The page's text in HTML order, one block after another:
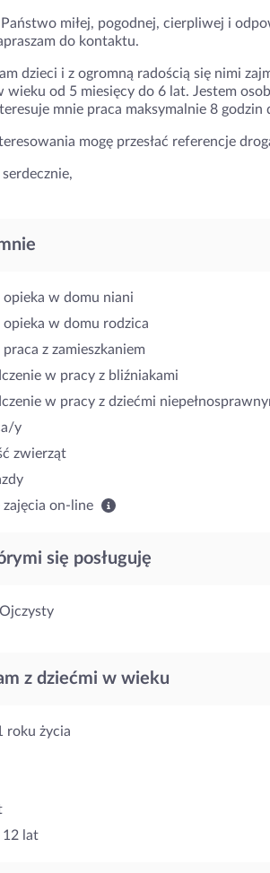
Państwo miłej, pogodnej, cierpliwej i
do kontaktu.
dzieci i z ogromną radością się nimi
wieku od 5 miesięcy do 6 lat. Jestem
mnie praca maksymalnie 8 godzin
mogę przesłać referencje
w domu niani
w domu rodzica
z zamieszkaniem
w pracy z bliźniakami
w pracy z dziećmi
y
zwierząt
on-line
się posługuję
z dziećmi w wieku
roku życia
12 lat